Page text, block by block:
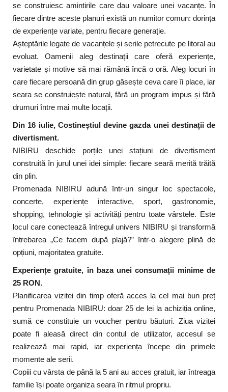
se construiesc amintirile care dau valoare unei vacanțe. În
fiecare dintre aceste planuri există un numitor comun: dorința
de experiențe variate, pentru fiecare generație.
Așteptările legate de vacanțele și serile petrecute pe litoral au
evoluat. Oamenii aleg destinații care oferă experiențe,
varietate și motive să mai rămână încă o oră. Aleg locuri în
care fiecare persoană din grup găsește ceva care îi place, iar
seara se construiește natural, fără un program impus și fără
drumuri între mai multe locații.
Din 16 iulie, Costineștiul devine gazda unei destinații de
divertisment.
NIBIRU deschide porțile unei stațiuni de divertisment
construită în jurul unei idei simple: fiecare seară merită trăită
din plin.
Promenada NIBIRU adună într-un singur loc spectacole,
concerte, experiențe interactive, sport, gastronomie,
shopping, tehnologie și activități pentru toate vârstele. Este
locul care conectează întregul univers NIBIRU și transformă
întrebarea „Ce facem după plajă?” într-o alegere plină de
opțiuni, majoritatea gratuite.
Experiențe gratuite, în baza unei consumații minime de
25 RON.
Planificarea vizitei din timp oferă acces la cel mai bun preț
pentru Promenada NIBIRU: doar 25 de lei la achiziția online,
sumă ce constituie un voucher pentru băuturi. Ziua vizitei
poate fi aleasă direct din contul de utilizator, accesul se
realizează mai rapid, iar experiența începe din primele
momente ale serii.
Copiii cu vârsta de până la 5 ani au acces gratuit, iar întreaga
familie își poate organiza seara în ritmul propriu.